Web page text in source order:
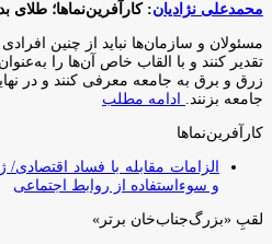
محمدعلی نژادیان: کارآفرین‌نماها؛ طلای
مسئولان و سازمان‌ها نباید از چنین
تقدیر کنند و با القاب خاص آ‌ن‌ها را
زرق و برق به جامعه معرفی کنند و در
جامعه بزنند. ادامه مطلب
کارآفرین‌نماها
الزامات مقابله با فساد
و سوءاستفاده از روابط اجتماعی
لقبِ «بزرگ‌جناب‌خان برتر»